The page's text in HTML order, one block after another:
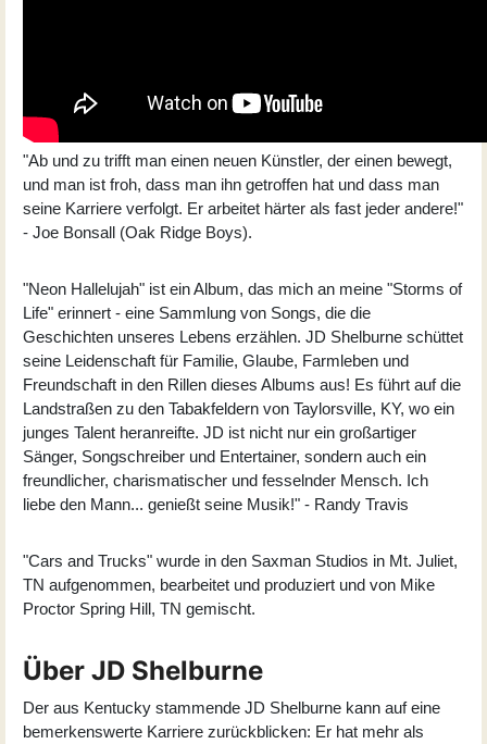
"Ab und zu trifft man einen neuen Künstler, der einen bewegt,
und man ist froh, dass man ihn getroffen hat und dass man
seine Karriere verfolgt. Er arbeitet härter als fast jeder andere!"
- Joe Bonsall (Oak Ridge Boys).
"Neon Hallelujah" ist ein Album, das mich an meine "Storms of
Life" erinnert - eine Sammlung von Songs, die die
Geschichten unseres Lebens erzählen. JD Shelburne schüttet
seine Leidenschaft für Familie, Glaube, Farmleben und
Freundschaft in den Rillen dieses Albums aus! Es führt auf die
Landstraßen zu den Tabakfeldern von Taylorsville, KY, wo ein
junges Talent heranreifte. JD ist nicht nur ein großartiger
Sänger, Songschreiber und Entertainer, sondern auch ein
freundlicher, charismatischer und fesselnder Mensch. Ich
liebe den Mann... genießt seine Musik!" - Randy Travis
"Cars and Trucks" wurde in den Saxman Studios in Mt. Juliet,
TN aufgenommen, bearbeitet und produziert und von Mike
Proctor Spring Hill, TN gemischt.
Über JD Shelburne
Der aus Kentucky stammende JD Shelburne kann auf eine
bemerkenswerte Karriere zurückblicken: Er hat mehr als